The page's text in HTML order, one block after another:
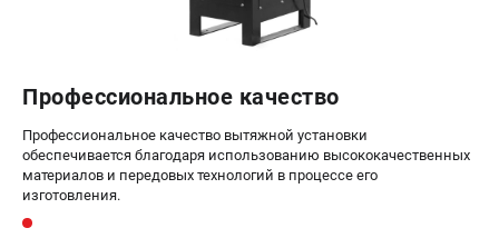
8 (812) 564-50-74
Прием заказов по телефону:
вс - выходной
Профессиональное качество
Профессиональное качество вытяжной установки
обеспечивается благодаря использованию высококачественных
материалов и передовых технологий в процессе его
изготовления.